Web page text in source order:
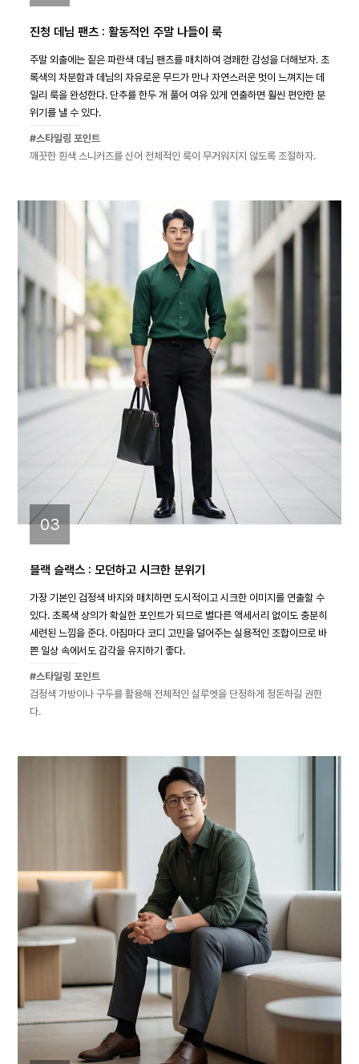
진청 데님 팬츠 : 활동적인 주말 나들이 룩
주말 외출에는 짙은 파란색 데님 팬츠를 매치하여 경쾌한 감성을 더해보자. 초
록색의 차분함과 데님의 자유로운 무드가 만나 자연스러운 멋이 느껴지는 데
일리 룩을 완성한다. 단추를 한두 개 풀어 여유 있게 연출하면 훨씬 편안한 분
위기를 낼 수 있다.
#스타일링 포인트
깨끗한 흰색 스니커즈를 신어 전체적인 룩이 무거워지지 않도록 조절하자.
03
블랙 슬랙스 : 모던하고 시크한 분위기
가장 기본인 검정색 바지와 매치하면 도시적이고 시크한 이미지를 연출할 수
있다. 초록색 상의가 확실한 포인트가 되므로 별다른 액세서리 없이도 충분히
세련된 느낌을 준다. 아침마다 코디 고민을 덜어주는 실용적인 조합이므로 바
쁜 일상 속에서도 감각을 유지하기 좋다.
#스타일링 포인트
검정색 가방이나 구두를 활용해 전체적인 실루엣을 단정하게 정돈하길 권한
다.